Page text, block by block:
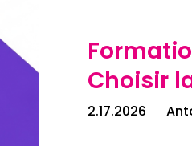
Choisir
2.17.2026